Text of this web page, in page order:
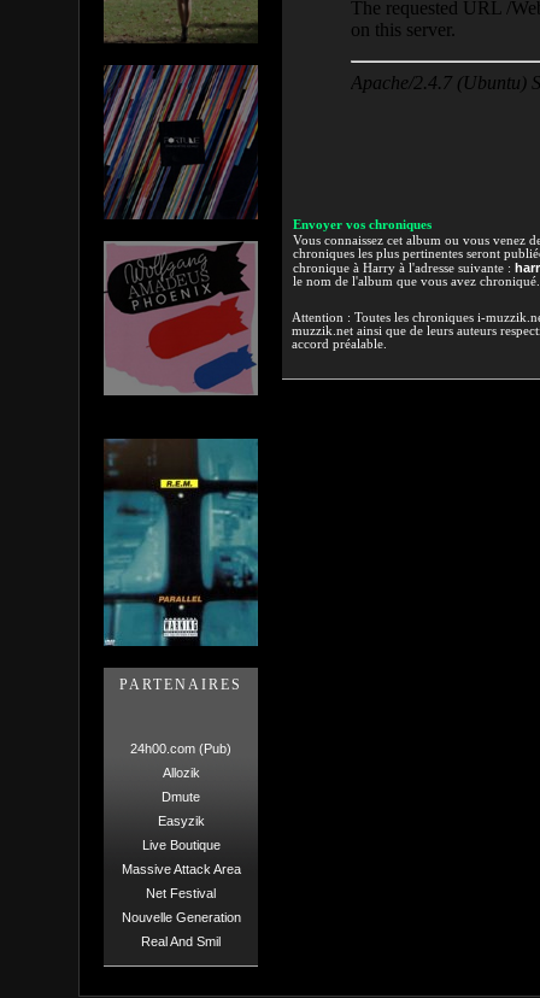
PARTENAIRES
24h00.com (Pub)
Allozik
Dmute
Easyzik
Live Boutique
Massive Attack Area
Net Festival
Nouvelle Generation
Real And Smil
Envoyer vos chroniques
Vous connaissez cet album ou vous venez
chroniques les plus pertinentes seront
chronique à Harry à l'adresse suivante :
le nom de l'album que vous avez
Attention : Toutes les chroniques i-
muzzik.net ainsi que de leurs auteurs
accord préalable.